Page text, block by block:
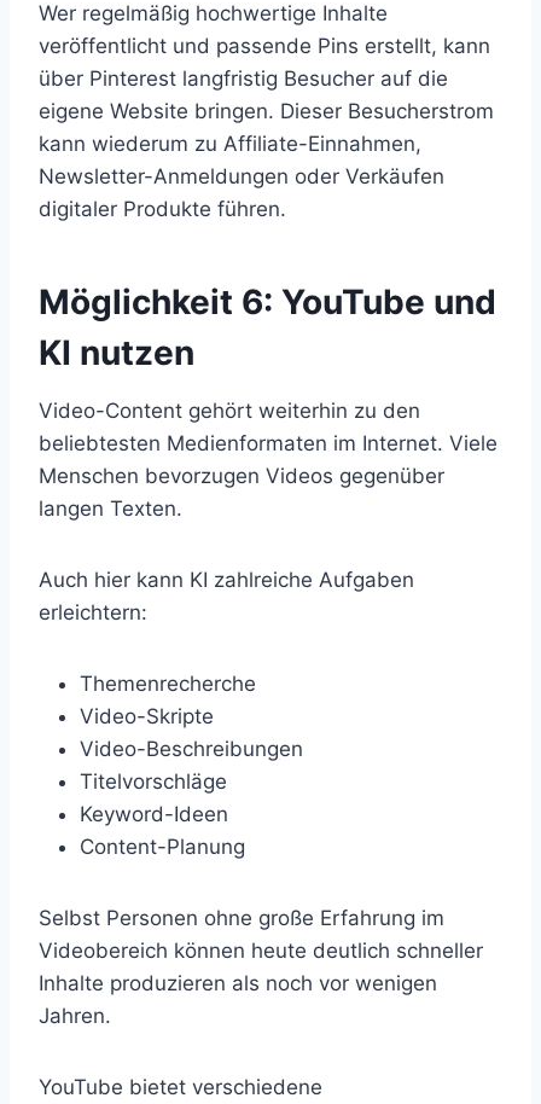
Wer regelmäßig hochwertige Inhalte
veröffentlicht und passende Pins erstellt, kann
über Pinterest langfristig Besucher auf die
eigene Website bringen. Dieser Besucherstrom
kann wiederum zu Affiliate-Einnahmen,
Newsletter-Anmeldungen oder Verkäufen
digitaler Produkte führen.
Möglichkeit 6: YouTube und
KI nutzen
Video-Content gehört weiterhin zu den
beliebtesten Medienformaten im Internet. Viele
Menschen bevorzugen Videos gegenüber
langen Texten.
Auch hier kann KI zahlreiche Aufgaben
erleichtern:
Themenrecherche
Video-Skripte
Video-Beschreibungen
Titelvorschläge
Keyword-Ideen
Content-Planung
Selbst Personen ohne große Erfahrung im
Videobereich können heute deutlich schneller
Inhalte produzieren als noch vor wenigen
Jahren.
YouTube bietet verschiedene